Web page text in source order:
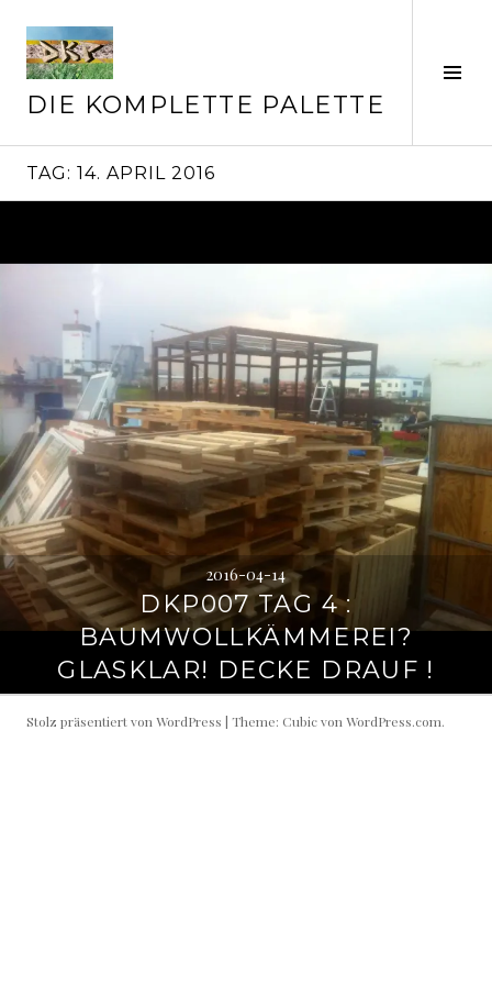
zum
Inhalt
DIE KOMPLETTE PALETTE
TAG: 14. APRIL 2016
2016-04-14
DKP007 TAG 4 :
BAUMWOLLKÄMMEREI?
GLASKLAR! DECKE DRAUF !
Stolz präsentiert von WordPress | Theme: Cubic von WordPress.com.